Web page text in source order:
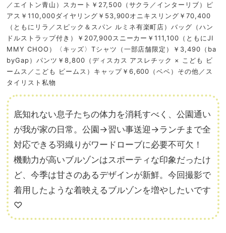
／エイトン青山）スカート￥27,500（サクラ／インターリブ）ピ
アス￥110,000ダイヤリング￥53,900オニキスリング￥70,400
（ともにリラ／スピック＆スパン ルミネ有楽町店）バッグ（ハン
ドルストラップ付き）￥207,900スニーカー￥111,100（ともにJI
MMY CHOO）〈キッズ〉Tシャツ（一部店舗限定）￥3,490（ba
byGap）パンツ￥8,800（ディスカス アスレチック × こども ビ
ームス／こども ビームス）キャップ￥6,600（ベベ）その他／ス
タイリスト私物
底知れない息子たちの体力を消耗すべく、公園通い
が我が家の日常。公園→習い事送迎→ランチまで全
対応できる羽織りがワードローブに必要不可欠！
機動力が高いブルゾンはスポーティな印象だったけ
ど、今季は甘さのあるデザインが新鮮。今回撮影で
着用したような着映えるブルゾンを増やしたいです
♡